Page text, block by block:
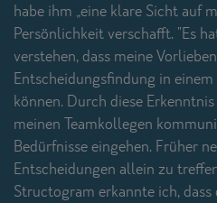
habe ihm „eine klare Sicht auf
Persönlichkeit verschafft. "Es
verstehen, dass meine
Entscheidungsfindung in einem
können. Durch diese
meinen Teamkollegen
Bedürfnisse eingehen. Früher
Entscheidungen allein zu
Structogram erkannte ich,